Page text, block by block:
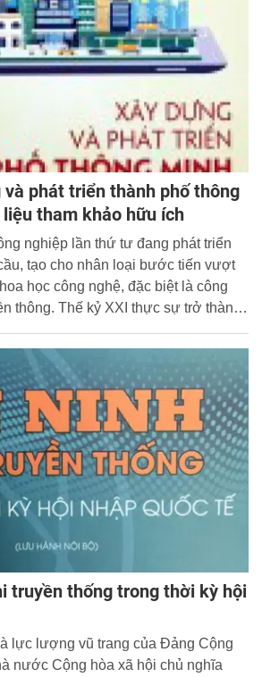
và phát triển thành phố thông
tham khảo hữu ích
nghiệp lần thứ tư đang phát triển
tạo cho nhân loại bước tiến vượt
học công nghệ, đặc biệt là công
thông. Thế kỷ XXI thực sự trở thành
truyền thống trong thời kỳ hội
lực lượng vũ trang của Đảng Cộng
nước Cộng hòa xã hội chủ nghĩa